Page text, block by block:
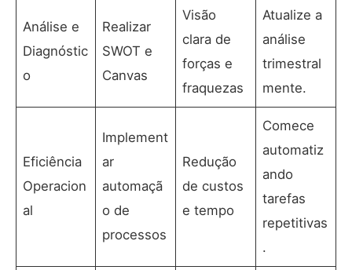
Análise e
Diagnóstic
o
Realizar
SWOT e
Canvas
Visão
clara de
forças e
fraquezas
Atualize a
análise
trimestral
mente.
Eficiência
Operacion
al
Implement
ar
automaçã
o de
processos
Redução
de custos
e tempo
Comece
automatiz
ando
tarefas
repetitivas
.